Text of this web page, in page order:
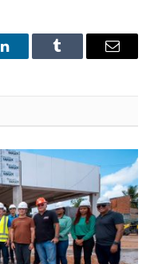
LinkedInTumblr
E-